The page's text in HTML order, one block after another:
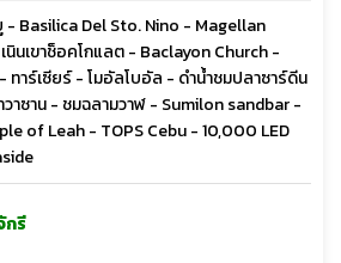
- Basilica Del Sto. Nino - Magellan
นินเขาช็อคโกแลต - Baclayon Church -
ทาร์เซียร์ - โมอัลโบอัล - ดำน้ำชมปลาซาร์ดีน
วาซาน - ชมฉลามวาฬ - Sumilon sandbar -
of Leah - TOPS Cebu - 10,000 LED
กรี